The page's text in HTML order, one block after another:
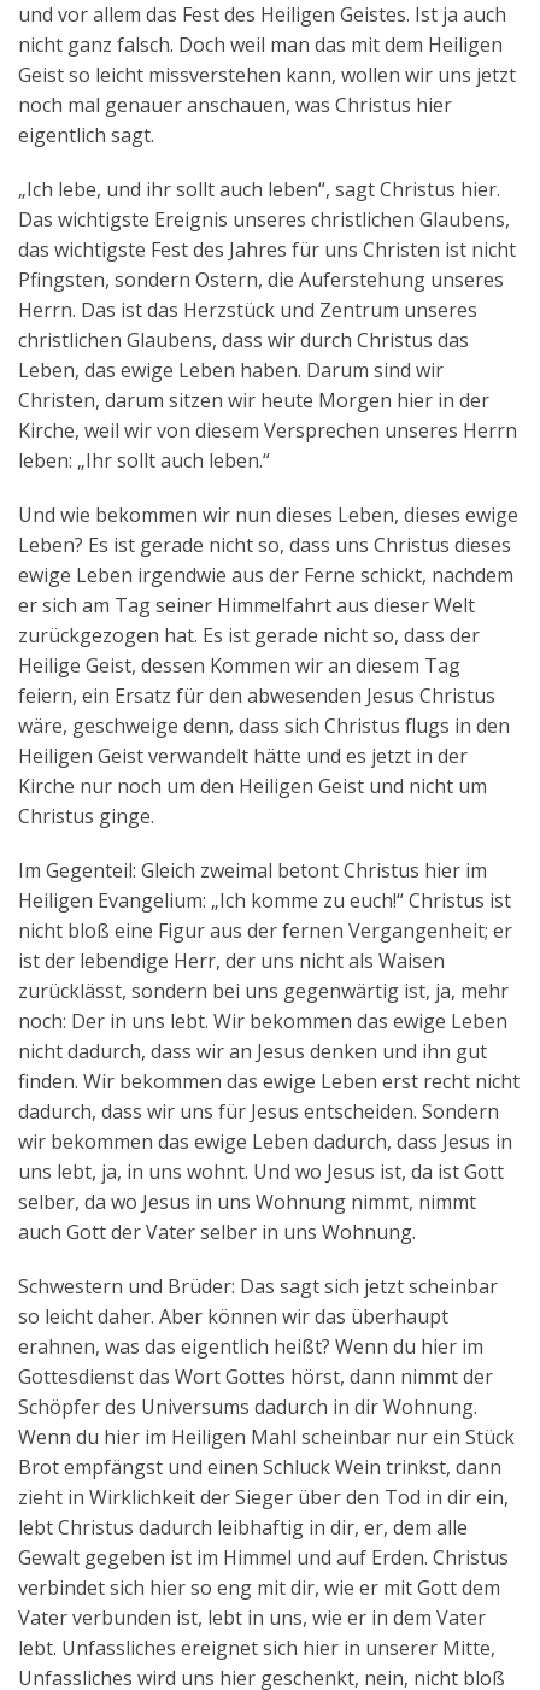
und vor allem das Fest des Heiligen Geistes. Ist ja auch
nicht ganz falsch. Doch weil man das mit dem Heiligen
Geist so leicht missverstehen kann, wollen wir uns jetzt
noch mal genauer anschauen, was Christus hier
eigentlich sagt.
„Ich lebe, und ihr sollt auch leben“, sagt Christus hier.
Das wichtigste Ereignis unseres christlichen Glaubens,
das wichtigste Fest des Jahres für uns Christen ist nicht
Pfingsten, sondern Ostern, die Auferstehung unseres
Herrn. Das ist das Herzstück und Zentrum unseres
christlichen Glaubens, dass wir durch Christus das
Leben, das ewige Leben haben. Darum sind wir
Christen, darum sitzen wir heute Morgen hier in der
Kirche, weil wir von diesem Versprechen unseres Herrn
leben: „Ihr sollt auch leben.“
Und wie bekommen wir nun dieses Leben, dieses ewige
Leben? Es ist gerade nicht so, dass uns Christus dieses
ewige Leben irgendwie aus der Ferne schickt, nachdem
er sich am Tag seiner Himmelfahrt aus dieser Welt
zurückgezogen hat. Es ist gerade nicht so, dass der
Heilige Geist, dessen Kommen wir an diesem Tag
feiern, ein Ersatz für den abwesenden Jesus Christus
wäre, geschweige denn, dass sich Christus flugs in den
Heiligen Geist verwandelt hätte und es jetzt in der
Kirche nur noch um den Heiligen Geist und nicht um
Christus ginge.
Im Gegenteil: Gleich zweimal betont Christus hier im
Heiligen Evangelium: „Ich komme zu euch!“ Christus ist
nicht bloß eine Figur aus der fernen Vergangenheit; er
ist der lebendige Herr, der uns nicht als Waisen
zurücklässt, sondern bei uns gegenwärtig ist, ja, mehr
noch: Der in uns lebt. Wir bekommen das ewige Leben
nicht dadurch, dass wir an Jesus denken und ihn gut
finden. Wir bekommen das ewige Leben erst recht nicht
dadurch, dass wir uns für Jesus entscheiden. Sondern
wir bekommen das ewige Leben dadurch, dass Jesus in
uns lebt, ja, in uns wohnt. Und wo Jesus ist, da ist Gott
selber, da wo Jesus in uns Wohnung nimmt, nimmt
auch Gott der Vater selber in uns Wohnung.
Schwestern und Brüder: Das sagt sich jetzt scheinbar
so leicht daher. Aber können wir das überhaupt
erahnen, was das eigentlich heißt? Wenn du hier im
Gottesdienst das Wort Gottes hörst, dann nimmt der
Schöpfer des Universums dadurch in dir Wohnung.
Wenn du hier im Heiligen Mahl scheinbar nur ein Stück
Brot empfängst und einen Schluck Wein trinkst, dann
zieht in Wirklichkeit der Sieger über den Tod in dir ein,
lebt Christus dadurch leibhaftig in dir, er, dem alle
Gewalt gegeben ist im Himmel und auf Erden. Christus
verbindet sich hier so eng mit dir, wie er mit Gott dem
Vater verbunden ist, lebt in uns, wie er in dem Vater
lebt. Unfassliches ereignet sich hier in unserer Mitte,
Unfassliches wird uns hier geschenkt, nein, nicht bloß